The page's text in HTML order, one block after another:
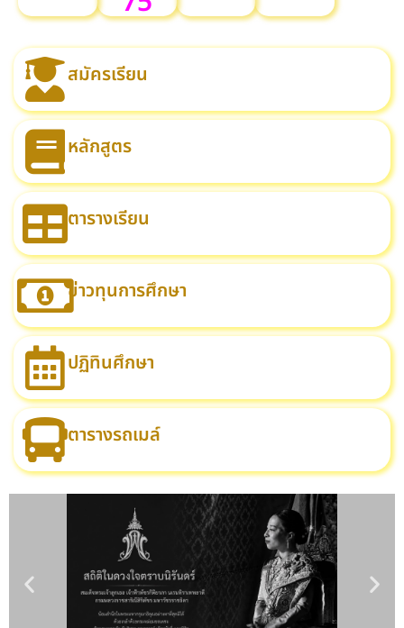
สมัครเรียน
หลักสูตร
ตารางเรียน
ข่าวทุนการศึกษา
ปฏิทินศึกษา
ตารางรถเมล์